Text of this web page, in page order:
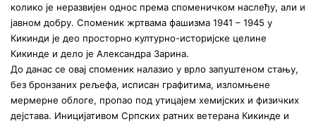
колико је неразвијен однос према споменичком наслеђу, али и
јавном добру. Споменик жртвама фашизма 1941 – 1945 у
Кикинди је део просторно културно-историјске целине
Кикинде и дело је Александра Зарина.
До данас се овај споменик налазио у врло запуштеном стању,
без бронзаних рељефа, исписан графитима, изломњене
мермерне облоге, пропао под утицајем хемијских и физичких
дејстава. Иницијативом Српских ратних ветерана Кикинде и